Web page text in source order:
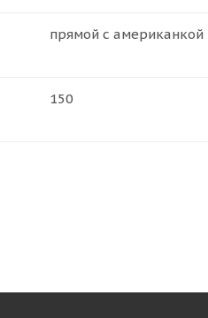
прямой с американкой
150